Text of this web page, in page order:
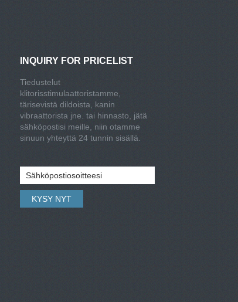
INQUIRY FOR PRICELIST
Tiedustelut
klitorisstimulaattoristamme,
tärisevistä dildoista, kanin
vibraattorista jne. tai hinnasto, jätä
sähköpostisi meille, niin otamme
sinuun yhteyttä 24 tunnin sisällä.